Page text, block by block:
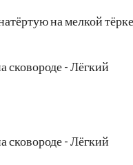
на мелкой тёрке